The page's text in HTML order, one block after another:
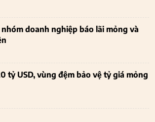
doanh nghiệp báo lãi mỏng và
tỷ USD, vùng đệm bảo vệ tỷ giá mỏng